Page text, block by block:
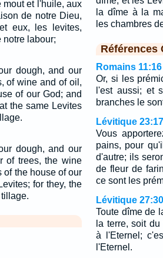
mout et l'huile, aux
de notre Dieu,
eux, les levites,
notre labour;
dough, and our
of wine and of oil,
of our God; and
the same Levites
dough, and our
of trees, the wine
of the house of our
for they, the
la dîme à la
les chambres
Références
Romains 11:16
Or, si les
l'est aussi; et
branches le
Lévitique 23:17
Vous
pains, pour
d'autre; ils
de fleur de
ce sont les
Lévitique 27:30
Toute dîme de
la terre, soit
à l'Eternel;
l'Eternel.